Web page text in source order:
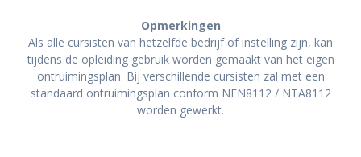
Opmerkingen
Als alle cursisten van hetzelfde bedrijf of instelling zijn, kan
tijdens de opleiding gebruik worden gemaakt van het eigen
ontruimingsplan. Bij verschillende cursisten zal met een
standaard ontruimingsplan conform NEN8112 / NTA8112
worden gewerkt.